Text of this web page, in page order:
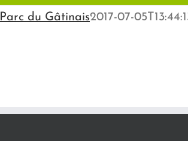
Parc du Gâtinais2017-07-